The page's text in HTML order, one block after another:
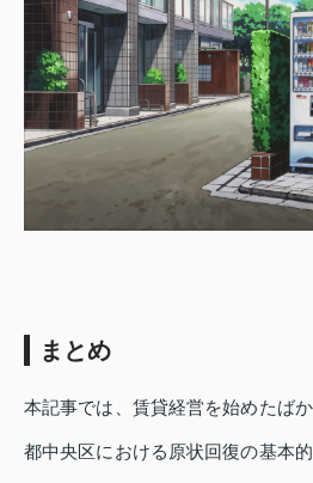
まとめ
本記事では、賃貸経営を始めたば
都中央区における原状回復の基本